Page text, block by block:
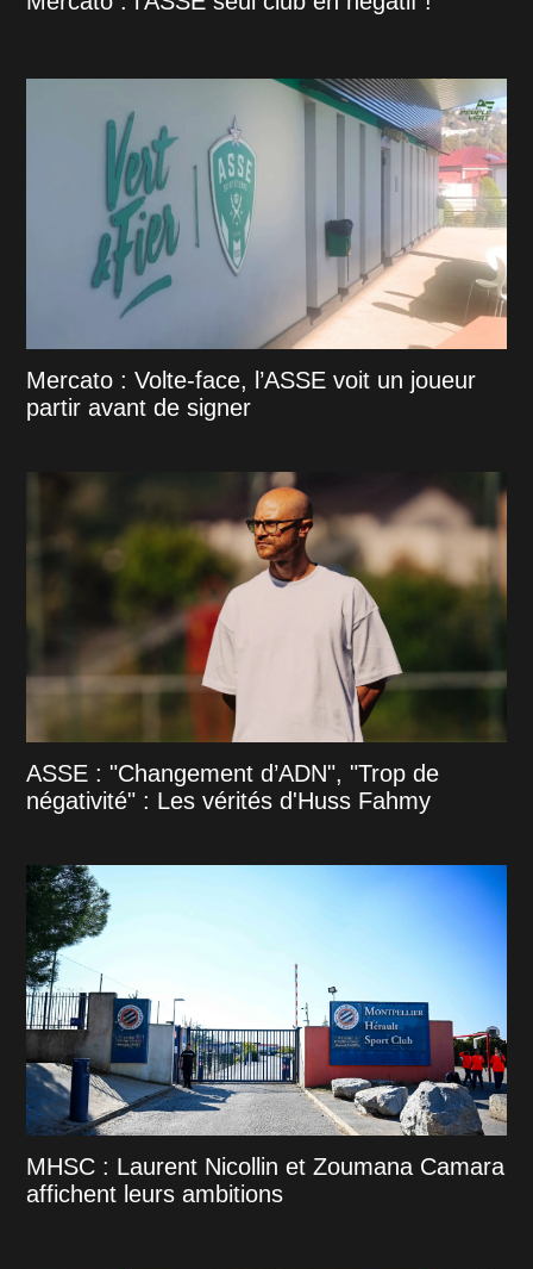
Mercato : Volte-face, l’ASSE voit un joueur
partir avant de signer
ASSE : "Changement d’ADN", "Trop de
négativité" : Les vérités d'Huss Fahmy
MHSC : Laurent Nicollin et Zoumana Camara
affichent leurs ambitions